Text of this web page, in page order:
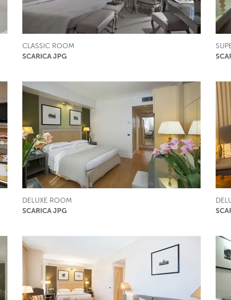
CLASSIC ROOM
SCARICA JPG
DELUXE ROOM
SCARICA JPG